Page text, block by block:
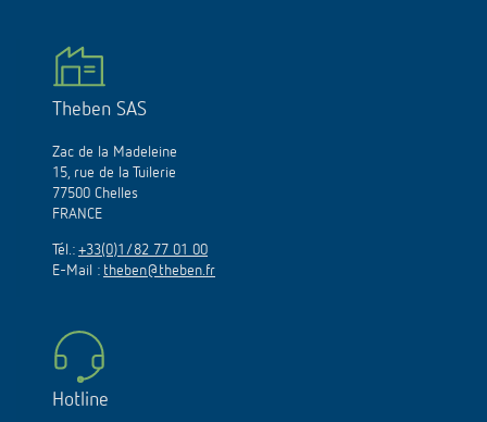
Theben SAS
Zac de la Madeleine
15, rue de la Tuilerie
77500 Chelles
FRANCE
Tél.: +33(0)1/82 77 01 00
E-Mail : theben@theben.fr
Hotline